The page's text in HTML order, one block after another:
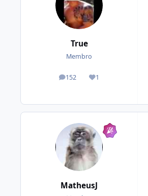
True
Membro
152
posts 1
Reputação
MatheusJ